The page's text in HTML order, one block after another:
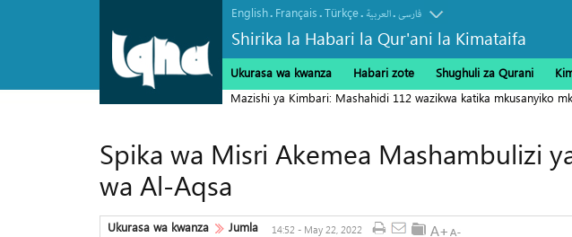
English. Français.Türkçe. العربیة.فارسی
Shirika la Habari la Qur'ani la Kimataifa
Ukurasa wa kwanza Habari zote Shughuli za Qurani
Mazishi ya Kimbari: Mashahidi 112 wazikwa katika mkusanyiko
Spika wa Misri Akemea Mashambulizi
wa Al-Aqsa
Ukurasa wa kwanza Jumla
14:52 - May 22, 2022